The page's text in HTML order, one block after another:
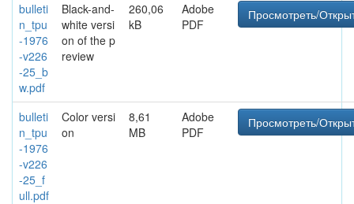
bulleti
n_tpu
-1976
-v226
-25_b
w.pdf
Black-and-
white versi
on of the p
review
260,06
kB
Adobe
PDF
Просмотреть/
bulleti
n_tpu
-1976
-v226
-25_f
ull.pdf
Color versi
on
8,61
MB
Adobe
PDF
Просмотреть/